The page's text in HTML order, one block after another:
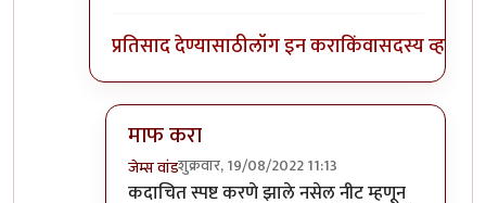
प्रतिसाद देण्यासाठीलॉग इन कराकिंवासदस्य व्हा
माफ करा
जेम्स वांडशुक्रवार, 19/08/2022 11:13
In reply toअहो राहुल गांधी आणि आमिर खान
कदाचित स्पष्ट करणे झाले नसेल नीट म्हणून